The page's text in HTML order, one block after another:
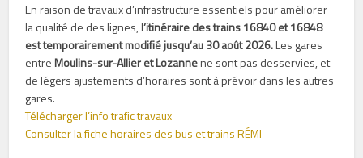
En raison de travaux d’infrastructure essentiels pour améliorer
la qualité de des lignes,l’itinéraire des trains 16840 et 16848
est temporairement modifié jusqu’au 30 août 2026.Les gares
entreMoulins-sur-Allier et Lozannene sont pas desservies, et
de légers ajustements d’horaires sont à prévoir dans les autres
gares.
Télécharger l’info trafic travaux
Consulter la fiche horaires des bus et trains RÉMI